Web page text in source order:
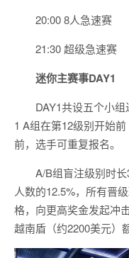
20:00 8人急速赛
21:30 超级急速赛
迷你主赛事DAY1
DAY1共设五个小
1 A组在第12级别开始
前，选手可重复报名。
A/B组盲注级别时
人数的12.5%，所有晋
格，向更高奖金发起冲
越南盾（约2200美元）